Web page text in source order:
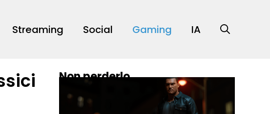
Streaming Social Gaming IA
Non perderlo